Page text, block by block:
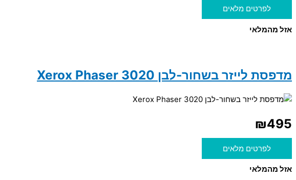
לפרטים מלאים
אזל מהמלאי
מדפסת לייזר בשחור-לבן Xerox Phaser 3020
₪495
לפרטים מלאים
אזל מהמלאי